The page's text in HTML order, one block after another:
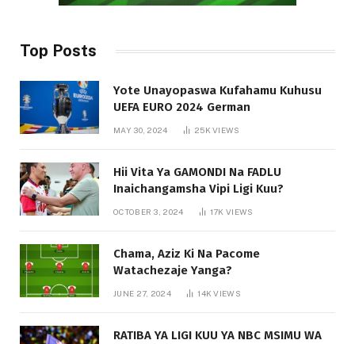
Top Posts
Yote Unayopaswa Kufahamu Kuhusu
UEFA EURO 2024 German
MAY 30, 2024 25KVIEWS
Hii Vita Ya GAMONDI Na FADLU
Inaichangamsha Vipi Ligi Kuu?
OCTOBER 3, 2024 17KVIEWS
Chama, Aziz Ki Na Pacome
Watachezaje Yanga?
JUNE 27, 2024 14KVIEWS
RATIBA YA LIGI KUU YA NBC MSIMU WA